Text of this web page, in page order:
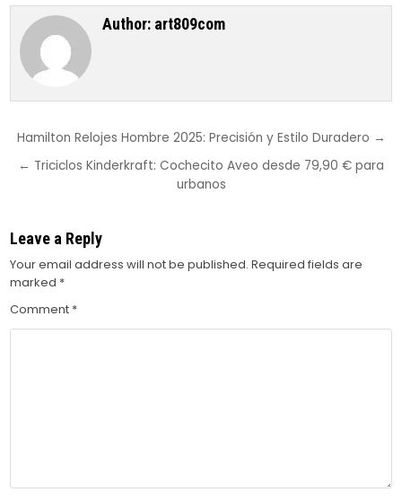
Author: art809com
Post
navigation
Hamilton Relojes Hombre 2025: Precisión y Estilo Duradero →
← Triciclos Kinderkraft: Cochecito Aveo desde 79,90 € para
urbanos
Leave a Reply
Your email address will not be published. Required fields are
marked *
Comment *